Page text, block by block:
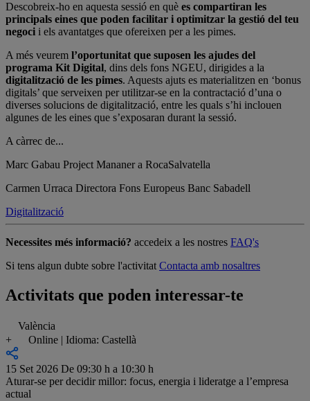
Descobreix-ho en aquesta sessió en què es compartiran les
principals eines que poden facilitar i optimitzar la gestió del teu
negoci i els avantatges que ofereixen per a les pimes.
A més veurem l’oportunitat que suposen les ajudes del
programa Kit Digital, dins dels fons NGEU, dirigides a la
digitalització de les pimes. Aquests ajuts es materialitzen en ‘bonus
digitals’ que serveixen per utilitzar-se en la contractació d’una o
diverses solucions de digitalització, entre les quals s’hi inclouen
algunes de les eines que s’exposaran durant la sessió.
A càrrec de...
Marc Gabau Project Mananer a RocaSalvatella
Carmen Urraca Directora Fons Europeus Banc Sabadell
Digitalització
Necessites més informació? accedeix a les nostres FAQ's
Si tens algun dubte sobre l'activitat Contacta amb nosaltres
Activitats que poden interessar-te
València
+
Online | Idioma: Castellà
15 Set 2026 De 09:30 h a 10:30 h
Aturar-se per decidir millor: focus, energia i lideratge a l’empresa
actual